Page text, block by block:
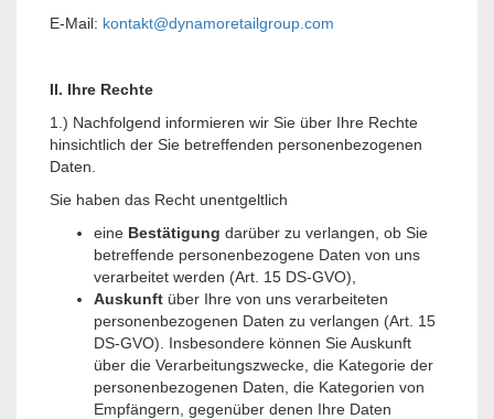
E-Mail: kontakt@dynamoretailgroup.com
II. Ihre Rechte
1.) Nachfolgend informieren wir Sie über Ihre Rechte
hinsichtlich der Sie betreffenden personenbezogenen
Daten.
Sie haben das Recht unentgeltlich
eine Bestätigung darüber zu verlangen, ob Sie
betreffende personenbezogene Daten von uns
verarbeitet werden (Art. 15 DS-GVO),
Auskunft über Ihre von uns verarbeiteten
personenbezogenen Daten zu verlangen (Art. 15
DS-GVO). Insbesondere können Sie Auskunft
über die Verarbeitungszwecke, die Kategorie der
personenbezogenen Daten, die Kategorien von
Empfängern, gegenüber denen Ihre Daten